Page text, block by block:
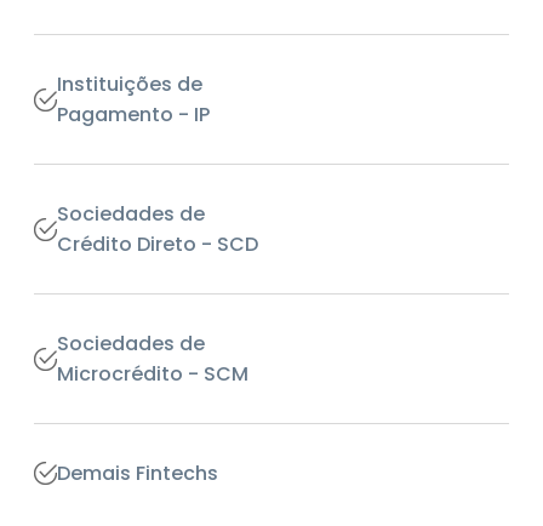
Instituições de
Pagamento - IP
Sociedades de
Crédito Direto - SCD
Sociedades de
Microcrédito - SCM
Demais Fintechs